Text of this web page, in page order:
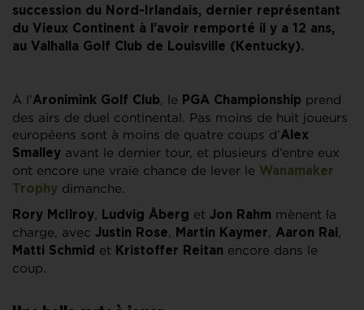
succession du Nord-Irlandais, dernier représentant
du Vieux Continent à l’avoir remporté il y a 12 ans,
au Valhalla Golf Club de Louisville (Kentucky).
À l’Aronimink Golf Club, le PGA Championship prend
des airs de duel continental. Pas moins de huit joueurs
européens sont à moins de quatre coups d’Alex
Smalley avant le dernier tour, et plusieurs d’entre eux
ont encore une vraie chance de lever le Wanamaker
Trophy dimanche.
Rory McIlroy, Ludvig Åberg et Jon Rahm mènent la
charge, avec Justin Rose, Martin Kaymer, Aaron Rai,
Matti Schmid et Kristoffer Reitan encore dans le
coup.